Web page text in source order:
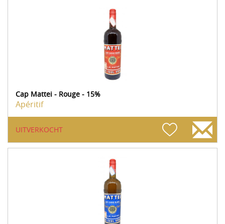
Cap Mattei - Rouge - 15%
Apéritif
UITVERKOCHT